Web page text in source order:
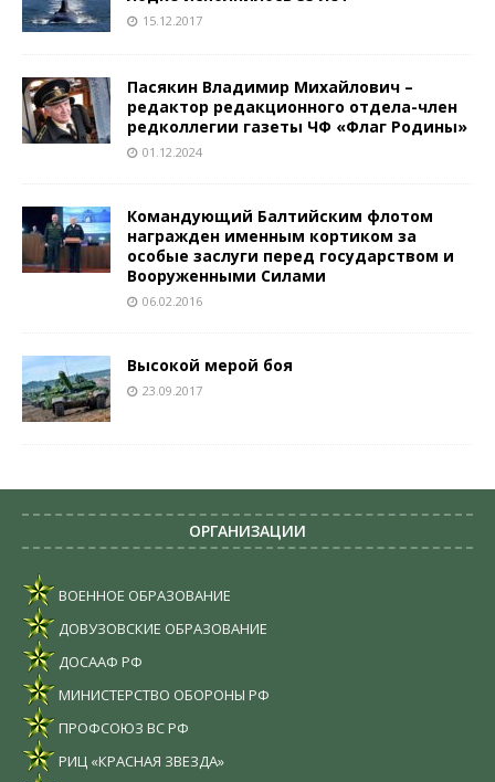
15.12.2017
Пасякин Владимир Михайлович –
редактор редакционного отдела-член
редколлегии газеты ЧФ «Флаг Родины»
01.12.2024
Командующий Балтийским флотом
награжден именным кортиком за
особые заслуги перед государством и
Вооруженными Силами
06.02.2016
Высокой мерой боя
23.09.2017
ОРГАНИЗАЦИИ
ВОЕННОЕ ОБРАЗОВАНИЕ
ДОВУЗОВСКИЕ ОБРАЗОВАНИЕ
ДОСААФ РФ
МИНИСТЕРСТВО ОБОРОНЫ РФ
ПРОФСОЮЗ ВС РФ
РИЦ «КРАСНАЯ ЗВЕЗДА»